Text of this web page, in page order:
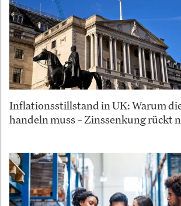
Inflationsstillstand in UK: Warum
handeln muss – Zinssenkung rückt